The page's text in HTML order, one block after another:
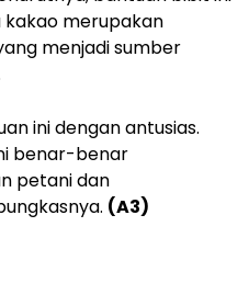
merupakan
menjadi sumber
ini dengan antusias.
benar-benar
petani dan
(A3)